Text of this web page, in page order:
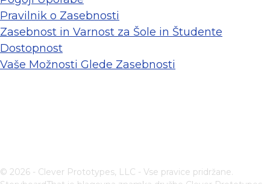
Pravilnik o Zasebnosti
Zasebnost in Varnost za Šole in Študente
Dostopnost
Vaše Možnosti Glede Zasebnosti
© 2026 - Clever Prototypes, LLC - Vse pravice pridržane.